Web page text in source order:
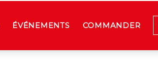
ÉVÉNEMENTS COMMANDER